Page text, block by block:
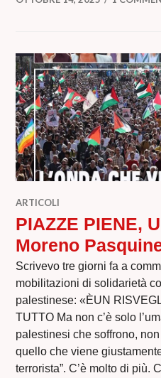
ARTICOLI
PIAZZE PIENE,
Moreno
Scrivevo tre giorni fa a
mobilitazioni di solidarietà
palestinese: «ÈUN
TUTTO Ma non c’è solo
palestinesi che soffrono,
quello che viene
terrorista”. C’è molto di più.